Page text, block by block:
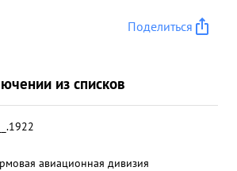
Поделиться
из списков
авиационная дивизия